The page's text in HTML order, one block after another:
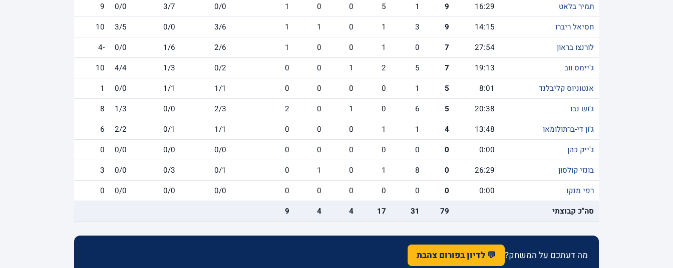
תמיר בלאט
16:29
9
1
5
0
0
1
0/0
3/7
0/0
9
חסיאל ריברו
14:15
9
3
1
0
1
1
3/6
0/0
3/5
10
לורנצו בראון
27:54
7
0
1
0
0
1
2/6
1/6
0/0
-4
ג'יימס ווב
19:13
7
5
2
1
0
0
0/2
1/3
4/4
10
אנטוניוס קליבלנד
8:01
5
1
0
0
0
0
1/1
1/1
0/0
1
ג'וש נבו
20:38
5
6
0
1
0
2
2/3
0/0
1/3
8
ג'ון די-ברתולומאו
13:48
4
1
1
0
0
0
1/1
0/1
2/2
6
ג'ייק כהן
0:00
0
0
0
0
0
0
0/0
0/0
0/0
0
בונזי קולסון
26:29
0
8
1
0
1
0
0/1
0/3
0/0
3
רפי מנקו
0:00
0
0
0
0
0
0
0/0
0/0
0/0
0
סה"כ קבוצתי
79
31
17
4
4
9
מה דעתכם על המשחק? 💬 לדיון בפורום צהבת